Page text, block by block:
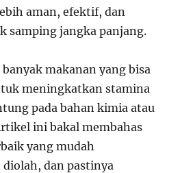
aman, efektif, dan
samping jangka panjang.
makanan yang bisa
meningkatkan stamina
pada bahan kimia atau
ini bakal membahas
yang mudah
dan pastinya